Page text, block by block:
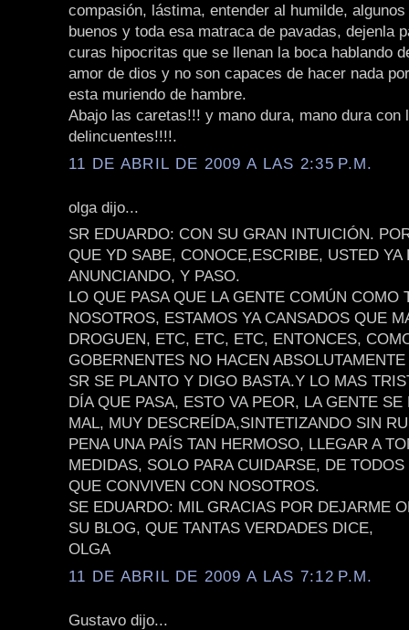
compasión, lástima, entender al humilde,
buenos y toda esa matraca de pavadas, dejenla
curas hipocritas que se llenan la boca hablando
amor de dios y no son capaces de hacer nada
esta muriendo de hambre.
Abajo las caretas!!! y mano dura, mano dura con
delincuentes!!!!.
11 DE ABRIL DE 2009 A LAS 2:35 P.M.
olga dijo...
SR EDUARDO: CON SU GRAN INTUICIÓN.
QUE YD SABE, CONOCE,ESCRIBE, USTED YA
ANUNCIANDO, Y PASO.
LO QUE PASA QUE LA GENTE COMÚN COMO
NOSOTROS, ESTAMOS YA CANSADOS QUE
DROGUEN, ETC, ETC, ETC, ENTONCES,
GOBERNENTES NO HACEN
SR SE PLANTO Y DIGO BASTA.Y LO MAS
DÍA QUE PASA, ESTO VA PEOR, LA GENTE SE
MAL, MUY DESCREÍDA,SINTETIZANDO SIN
PENA UNA PAÍS TAN HERMOSO, LLEGAR A
MEDIDAS, SOLO PARA CUIDARSE, DE TODOS
QUE CONVIVEN CON NOSOTROS.
SE EDUARDO: MIL GRACIAS POR DEJARME
SU BLOG, QUE TANTAS VERDADES DICE,
OLGA
11 DE ABRIL DE 2009 A LAS 7:12 P.M.
Gustavo dijo...